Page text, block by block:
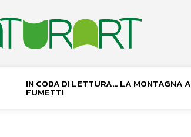
IN CODA DI LETTURA… LA MONTAGNA A
FUMETTI